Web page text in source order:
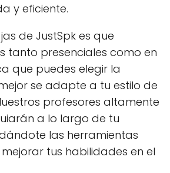
y eficiente.
de JustSpk es que
tanto presenciales como en
que puedes elegir la
se adapte a tu estilo de
profesores altamente
a lo largo de tu
las herramientas
tus habilidades en el